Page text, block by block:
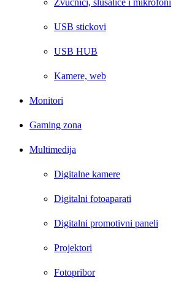
Zvučnici, slušalice i mikrofoni
USB stickovi
USB HUB
Kamere, web
Monitori
Gaming zona
Multimedija
Digitalne kamere
Digitalni fotoaparati
Digitalni promotivni paneli
Projektori
Fotopribor